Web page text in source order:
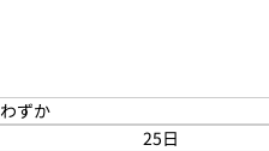
ずか
25日